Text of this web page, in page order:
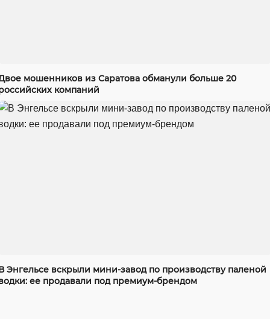
мошенников из Саратова обманули больше 20
компаний
Энгельсе вскрыли мини-завод по производству паленой
ее продавали под премиум-брендом